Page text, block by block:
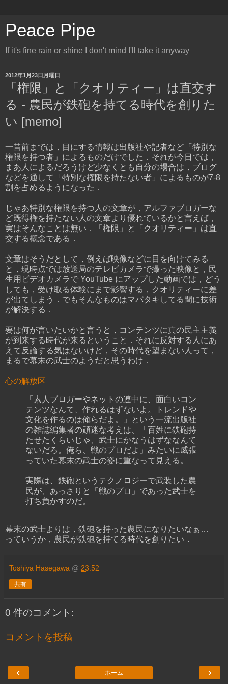
Peace Pipe
If it's fine rain or shine I don't mind I'll take it anyway
2012年1月23日月曜日
「権限」と「クオリティー」は直交す
る - 農民が鉄砲を持てる時代を創りた
い [memo]
一昔前までは，目にする情報は出版社や記者など「特別な
権限を持つ者」によるものだけでした．それが今日では，
まあ人によるだろうけど少なくとも自分の場合は，ブログ
などを通して「特別な権限を持たない者」によるものが7-8
割を占めるようになった．
じゃあ特別な権限を持つ人の文章が，アルファブロガーな
ど既得権を持たない人の文章より優れているかと言えば，
実はそんなことは無い．「権限」と「クオリティー」は直
交する概念である．
文章はそうだとして，例えば映像などに目を向けてみる
と，現時点では放送局のテレビカメラで撮った映像と，民
生用ビデオカメラで YouTube にアップした動画では，どう
しても，受け取る体験にまで影響する，クオリティーに差
が出てしまう．でもそんなものはマバタキしてる間に技術
が解決する．
要は何が言いたいかと言うと，コンテンツに真の民主主義
が到来する時代が来るということ．それに反対する人にあ
えて反論する気はないけど，その時代を望まない人って，
まるで幕末の武士のようだと思うわけ．
心の解放区
「素人ブロガーやネットの連中に、面白いコン
テンツなんて、作れるはずないよ。トレンドや
文化を作るのは俺らだよ。」という一流出版社
の雑誌編集者の頑迷な考えは、「百姓に鉄砲持
たせたくらいじゃ、武士にかなうはずななんて
ないだろ。俺ら、戦のプロだよ」みたいに威張
っていた幕末の武士の姿に重なって見える。
実際は、鉄砲というテクノロジーで武装した農
民が、あっさりと「戦のプロ」であった武士を
打ち負かすのだ。
幕末の武士よりは，鉄砲を持った農民になりたいなぁ…
っていうか，農民が鉄砲を持てる時代を創りたい．
Toshiya Hasegawa @ 23:52
共有
0 件のコメント:
コメントを投稿
‹ ›
ホーム